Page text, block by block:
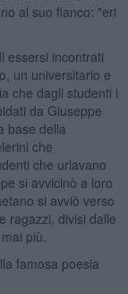
al suo fianco: "eri
essersi incontrati
un universitario e
che dagli studenti i
da Giuseppe
base della
che
che urlavano
si avvicinò a loro
si avviò verso
ragazzi, divisi dalle
più.
famosa poesia